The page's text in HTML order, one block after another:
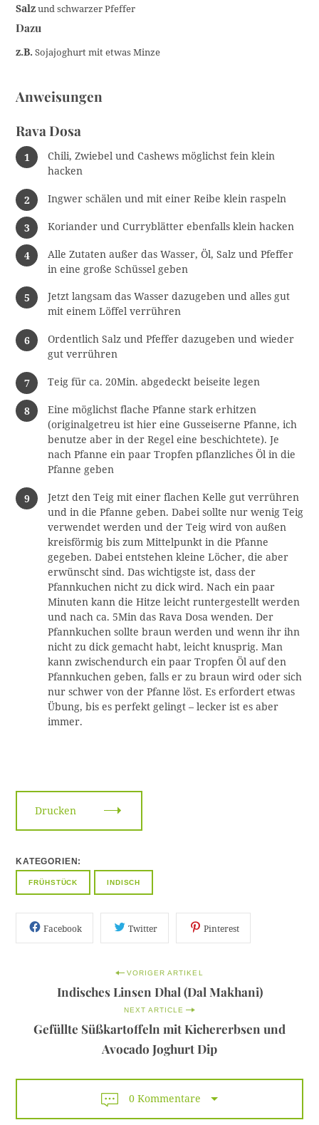
Salzund schwarzer Pfeffer
Dazu
z.B. Sojajoghurt mit etwas Minze
Anweisungen
Rava Dosa
Chili, Zwiebel und Cashews möglichst fein klein
hacken
Ingwer schälen und mit einer Reibe klein raspeln
Koriander und Curryblätter ebenfalls klein hacken
Alle Zutaten außer das Wasser, Öl, Salz und Pfeffer
in eine große Schüssel geben
Jetzt langsam das Wasser dazugeben und alles gut
mit einem Löffel verrühren
Ordentlich Salz und Pfeffer dazugeben und wieder
gut verrühren
Teig für ca. 20Min. abgedeckt beiseite legen
Eine möglichst flache Pfanne stark erhitzen
(originalgetreu ist hier eine Gusseiserne Pfanne, ich
benutze aber in der Regel eine beschichtete). Je
nach Pfanne ein paar Tropfen pflanzliches Öl in die
Pfanne geben
Jetzt den Teig mit einer flachen Kelle gut verrühren
und in die Pfanne geben. Dabei sollte nur wenig Teig
verwendet werden und der Teig wird von außen
kreisförmig bis zum Mittelpunkt in die Pfanne
gegeben. Dabei entstehen kleine Löcher, die aber
erwünscht sind. Das wichtigste ist, dass der
Pfannkuchen nicht zu dick wird. Nach ein paar
Minuten kann die Hitze leicht runtergestellt werden
und nach ca. 5Min das Rava Dosa wenden. Der
Pfannkuchen sollte braun werden und wenn ihr ihn
nicht zu dick gemacht habt, leicht knusprig. Man
kann zwischendurch ein paar Tropfen Öl auf den
Pfannkuchen geben, falls er zu braun wird oder sich
nur schwer von der Pfanne löst. Es erfordert etwas
Übung, bis es perfekt gelingt – lecker ist es aber
immer.
Drucken
KATEGORIEN
FRÜHSTÜCK INDISCH
Facebook Twitter Pinterest
VORIGER ARTIKEL
Indisches Linsen Dhal (Dal Makhani)
NEXT ARTICLE
Gefüllte Süßkartoffeln mit Kichererbsen und
Avocado Joghurt Dip
0 Kommentare